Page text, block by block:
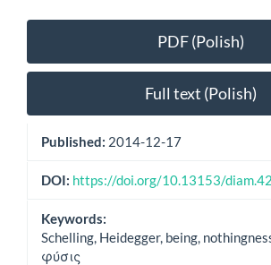
Article
Sidebar
PDF (Polish)
Full text (Polish)
Published: 2014-12-17
DOI: https://doi.org/10.13153/
Keywords:
Schelling, Heidegger, being,
φύσις